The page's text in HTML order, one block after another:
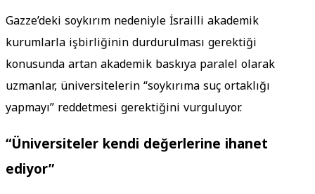
Gazze’deki soykırım nedeniyle İsrailli akademik
kurumlarla işbirliğinin durdurulması gerektiği
konusunda artan akademik baskıya paralel olarak
uzmanlar, üniversitelerin “soykırıma suç ortaklığı
yapmayı” reddetmesi gerektiğini vurguluyor.
“Üniversiteler kendi değerlerine ihanet
ediyor”